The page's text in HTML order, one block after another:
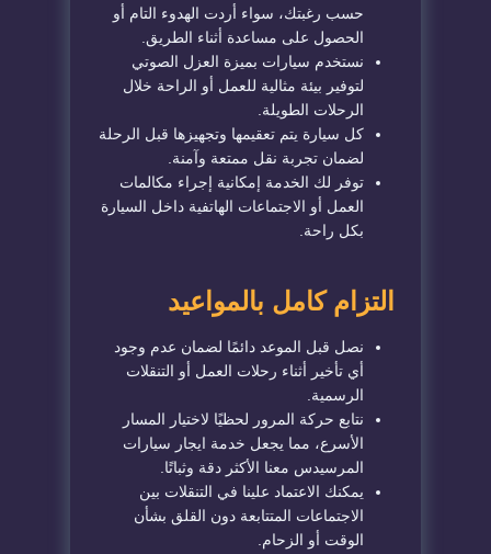
حسب رغبتك، سواء أردت الهدوء التام أو
الحصول على مساعدة أثناء الطريق.
نستخدم سيارات بميزة العزل الصوتي
لتوفير بيئة مثالية للعمل أو الراحة خلال
الرحلات الطويلة.
كل سيارة يتم تعقيمها وتجهيزها قبل الرحلة
لضمان تجربة نقل ممتعة وآمنة.
توفر لك الخدمة إمكانية إجراء مكالمات
العمل أو الاجتماعات الهاتفية داخل السيارة
بكل راحة.
التزام كامل بالمواعيد
نصل قبل الموعد دائمًا لضمان عدم وجود
أي تأخير أثناء رحلات العمل أو التنقلات
الرسمية.
نتابع حركة المرور لحظيًا لاختيار المسار
الأسرع، مما يجعل خدمة ايجار سيارات
المرسيدس معنا الأكثر دقة وثباتًا.
يمكنك الاعتماد علينا في التنقلات بين
الاجتماعات المتتابعة دون القلق بشأن
الوقت أو الزحام.